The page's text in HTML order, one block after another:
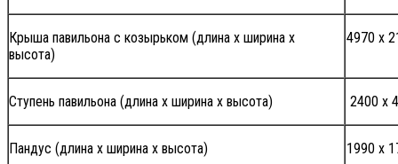
Крыша павильона с козырьком (длина х ширина х
высота)
4970 х
Ступень павильона (длина х ширина х высота) 2400 х
Пандус (длина х ширина х высота) 1990 х